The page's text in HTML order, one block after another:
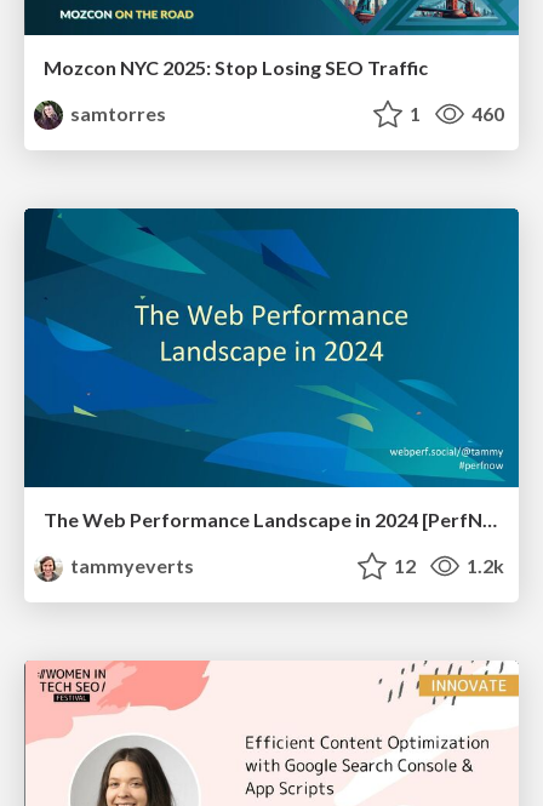
Mozcon NYC 2025: Stop Losing SEO Traffic
samtorres
1 460
The Web Performance Landscape in 2024 [PerfNow 2024]
tammyeverts
12 1.2k